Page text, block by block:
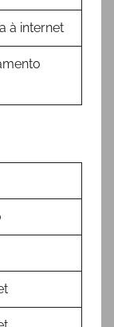
à internet